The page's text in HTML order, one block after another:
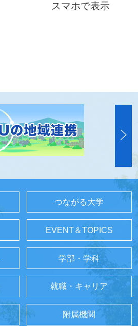
スマホで表示
つながる大学
EVENT＆TOPICS
学部・学科
就職・キャリア
附属機関